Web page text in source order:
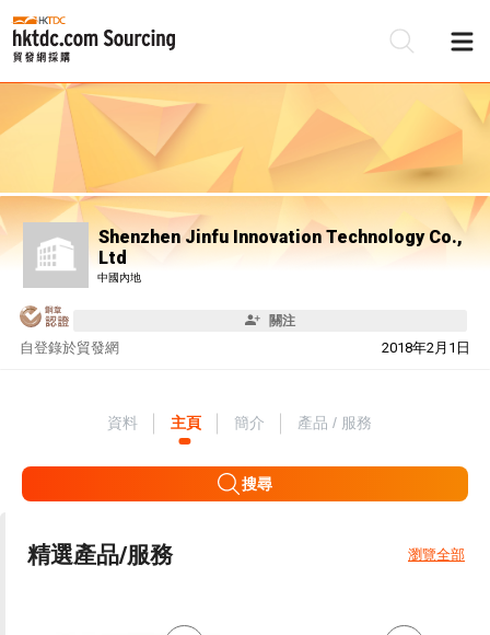
Shenzhen Jinfu Innovation Technology Co.,
Ltd
中國內地
關注
自 2018年2月1日
登錄於貿發網
資料 主頁 簡介 產品 / 服務
搜尋
精選產品/服務 瀏覽全部